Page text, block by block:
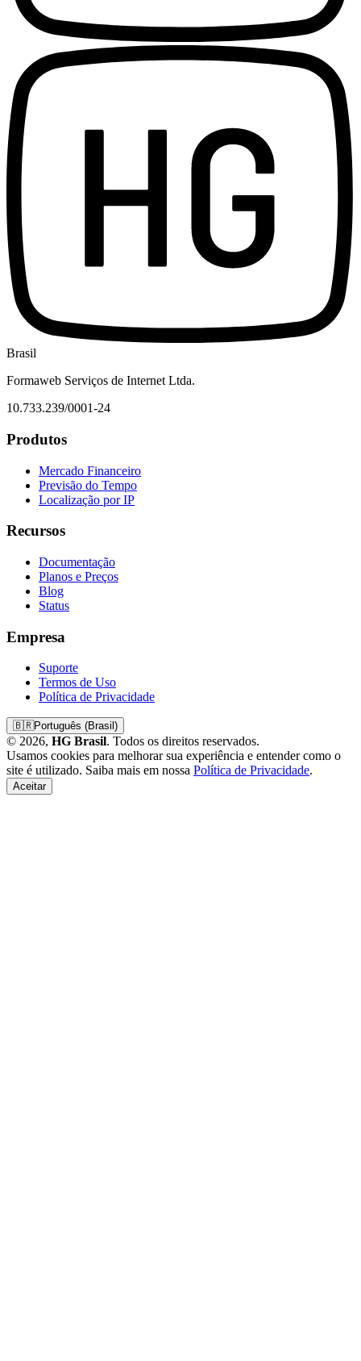
Brasil
Formaweb Serviços de Internet Ltda.
10.733.239/0001-24
Produtos
Mercado Financeiro
Previsão do Tempo
Localização por IP
Recursos
Documentação
Planos e Preços
Blog
Status
Empresa
Suporte
Termos de Uso
Política de Privacidade
🇧🇷Português (Brasil)
© 2026, HG Brasil. Todos os direitos reservados.
Usamos cookies para melhorar sua experiência e entender como o
site é utilizado. Saiba mais em nossa Política de Privacidade.
Aceitar